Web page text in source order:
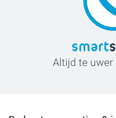
Altijd te uwer